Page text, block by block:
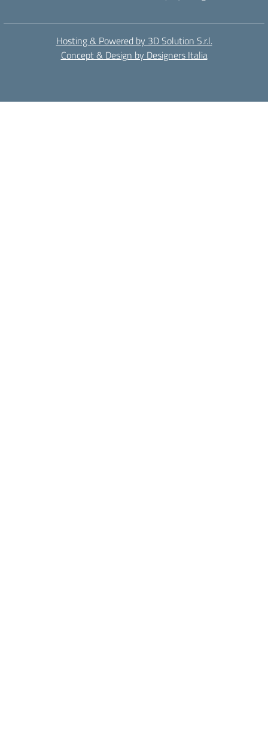
Hosting & Powered by 3D Solution S.r.l.
Concept & Design by Designers Italia